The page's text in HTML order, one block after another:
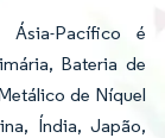
Pacífico é
Bateria de
de Níquel
Índia, Japão,